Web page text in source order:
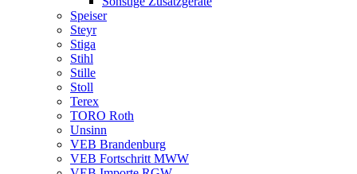
Speiser
Steyr
Stiga
Stihl
Stille
Stoll
Terex
TORO Roth
Unsinn
VEB Brandenburg
VEB Fortschritt MWW